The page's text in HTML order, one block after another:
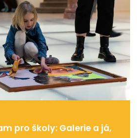
pro školy: Galerie a já,